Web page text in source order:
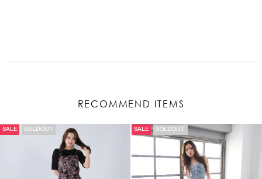
RECOMMEND ITEMS
SALE SOLDOUT SALE SOLDOUT